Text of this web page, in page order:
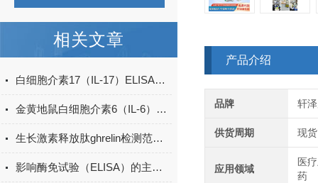
相关文章
白细胞介素17（IL-17）ELISA试剂盒的特点及优势
金黄地鼠白细胞介素6（IL-6）ELISA检测试剂盒说明书
生长激素释放肽ghrelin检测范围多少？
影响酶免试验（ELISA）的主要因素有哪些
产品介绍
品牌 轩
供货周期 现货
应用领域
医
药